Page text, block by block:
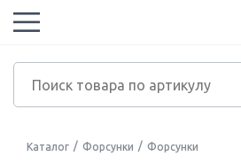
Каталог Форсунки Форсунки